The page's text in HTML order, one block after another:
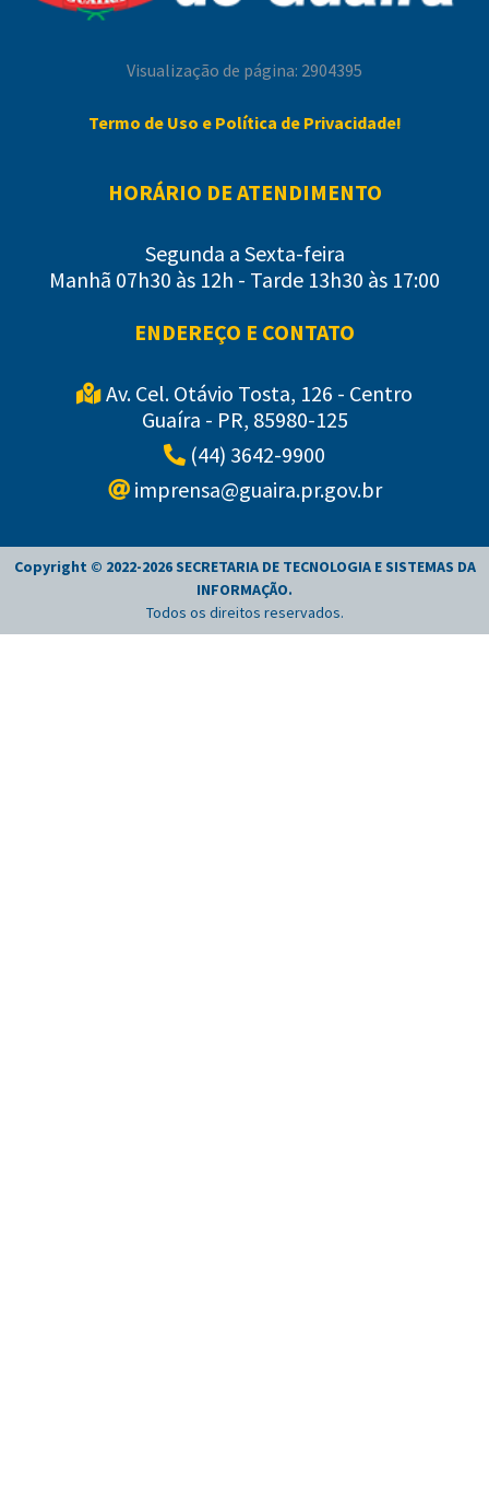
Visualização de página: 2904395
Termo de Uso e Política de Privacidade!
HORÁRIO DE ATENDIMENTO
Segunda a Sexta-feira
Manhã 07h30 às 12h - Tarde 13h30 às 17:00
ENDEREÇO E CONTATO
Av. Cel. Otávio Tosta, 126 - Centro
Guaíra - PR, 85980-125
(44) 3642-9900
imprensa@guaira.pr.gov.br
Copyright © 2022-2026SECRETARIA DE TECNOLOGIA E SISTEMAS DA
INFORMAÇÃO.
Todos os direitos reservados.